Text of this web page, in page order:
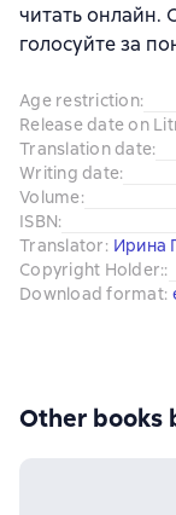
читать онлайн.
голосуйте за
Age restriction:
Release date on
Translation date:
Writing date:
Volume:
ISBN:
Translator: Ирина
Copyright Holder::
Download format:
Other books